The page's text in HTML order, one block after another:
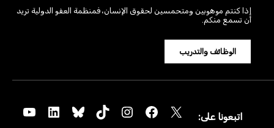
إذا كنتم موهوبين ومتحمسين لحقوق الإنسان، فمنظمة العفو الدولية تريد
أن تسمع منكم.
الوظائف والتدريب
اتبعونا على: X
Facebook
Instagram
TikTok
Bluesky
LinkedIn
YouTube